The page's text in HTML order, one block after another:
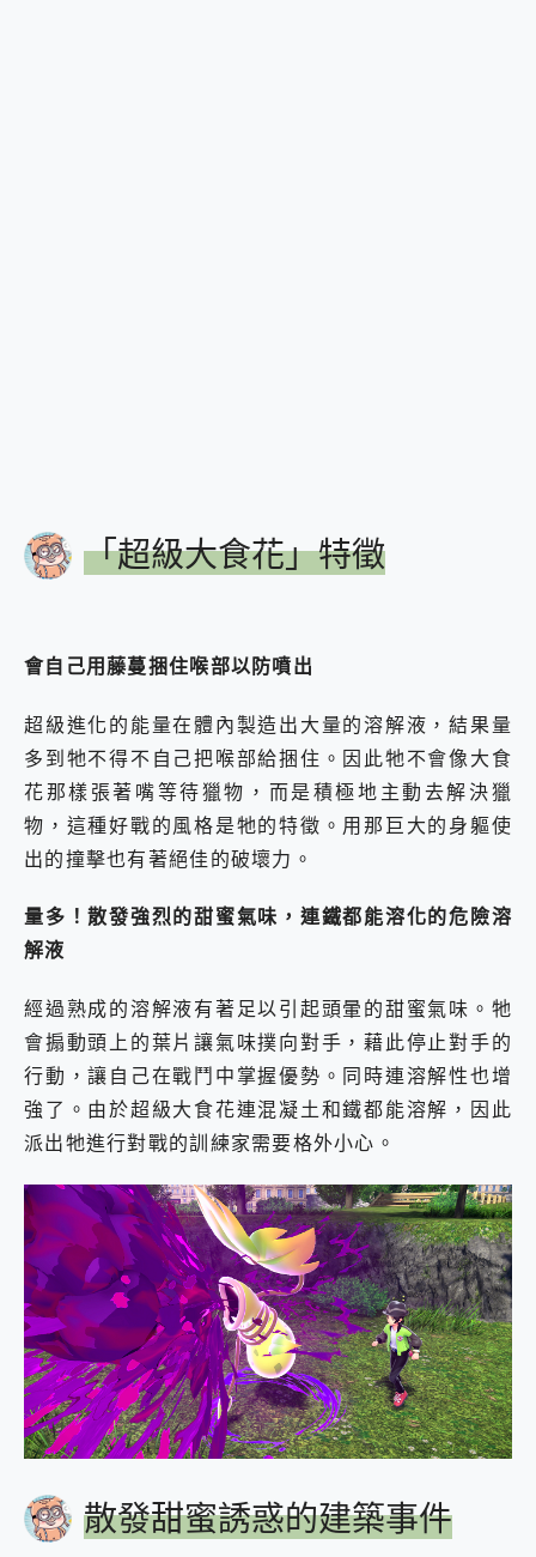
「超級大食花」特徵
會自己用藤蔓捆住喉部以防噴出
超級進化的能量在體內製造出大量的溶解液，結果量
多到牠不得不自己把喉部給捆住。因此牠不會像大食
花那樣張著嘴等待獵物，而是積極地主動去解決獵
物，這種好戰的風格是牠的特徵。用那巨大的身軀使
出的撞擊也有著絕佳的破壞力。
量多！散發強烈的甜蜜氣味，連鐵都能溶化的危險溶
解液
經過熟成的溶解液有著足以引起頭暈的甜蜜氣味。牠
會搧動頭上的葉片讓氣味撲向對手，藉此停止對手的
行動，讓自己在戰鬥中掌握優勢。同時連溶解性也增
強了。由於超級大食花連混凝土和鐵都能溶解，因此
派出牠進行對戰的訓練家需要格外小心。
散發甜蜜誘惑的建築事件